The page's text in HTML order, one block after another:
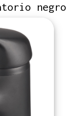
negro